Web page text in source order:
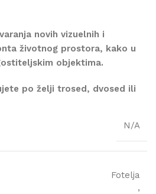
novih vizuelnih i
životnog prostora, kako u
objektima.
po želji trosed, dvosed ili
N/A
Fotelja
,